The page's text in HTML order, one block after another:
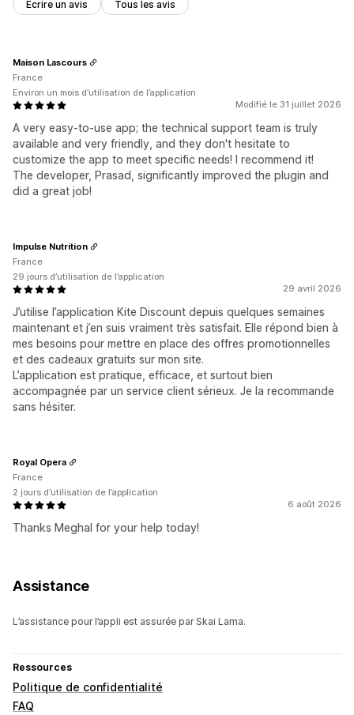
Écrire un avis Tous les avis
Modifié le 31 juillet 2026
A very easy-to-use app; the technical support team is truly
available and very friendly, and they don't hesitate to
customize the app to meet specific needs! I recommend it!
The developer, Prasad, significantly improved the plugin and
did a great job!
Maison Lascours
France
Environ un mois d’utilisation de l’application
29 avril 2026
J’utilise l’application Kite Discount depuis quelques semaines
maintenant et j’en suis vraiment très satisfait. Elle répond bien à
mes besoins pour mettre en place des offres promotionnelles
et des cadeaux gratuits sur mon site.
L’application est pratique, efficace, et surtout bien
accompagnée par un service client sérieux. Je la recommande
sans hésiter.
Impulse Nutrition
France
29 jours d’utilisation de l’application
6 août 2026
Thanks Meghal for your help today!
Royal Opera
France
2 jours d’utilisation de l’application
Assistance
L’assistance pour l’appli est assurée par Skai Lama.
Ressources
Politique de confidentialité
FAQ